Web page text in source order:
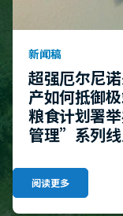
新闻稿
超强厄尔尼
产如何抵御
粮食计划署
管理”系列
阅读更多